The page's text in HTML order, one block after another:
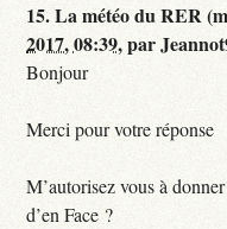
15.La météo du RER
2017, 08:39,par
Bonjour
Merci pour votre réponse
M’autorisez vous à
d’en Face ?